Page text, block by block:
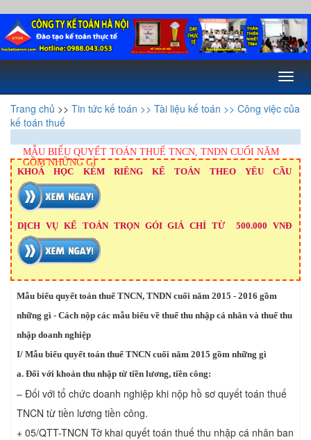
Toggle
Trang chủ >> Tin tức kế toán >> Tài liệu kế toán >> Công việc của
kế toán thuế
MẪU BIỂU QUYẾT TOÁN THUẾ TNCN, TNDN CUỐI NĂM
GỒM NHỮNG GÌ
KHOÁ HỌC KÈM RIÊNG KẾ TOÁN THEO YÊU CẦU
DỊCH VỤ KẾ TOÁN TRỌN GÓI GIÁ CHỈ TỪ 500.000 VNĐ
Mẫu biểu quyết toán thuế TNCN, TNDN cuối năm 2015 - 2016 gồm
những gì - Cách nộp các mẫu biểu về thuế thu nhập cá nhân và thuế thu
nhập doanh nghiệp
I/ Mẫu biểu quyết toán thuế TNCN cuối năm 2015 gồm những gì
a. Đối với khoản thu nhập từ tiền lương, tiền công:
– Đối với tổ chức doanh nghiệp khi nộp hồ sơ quyết toán thuế
TNCN từ tiền lương tiền công.
+ 05/QTT-TNCN Tờ khai quyết toán thuế thu nhập cá nhân ban